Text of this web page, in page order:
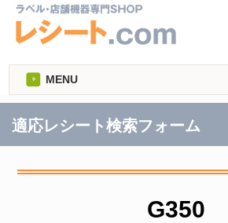
MENU
適応レシート検索フォーム
G350